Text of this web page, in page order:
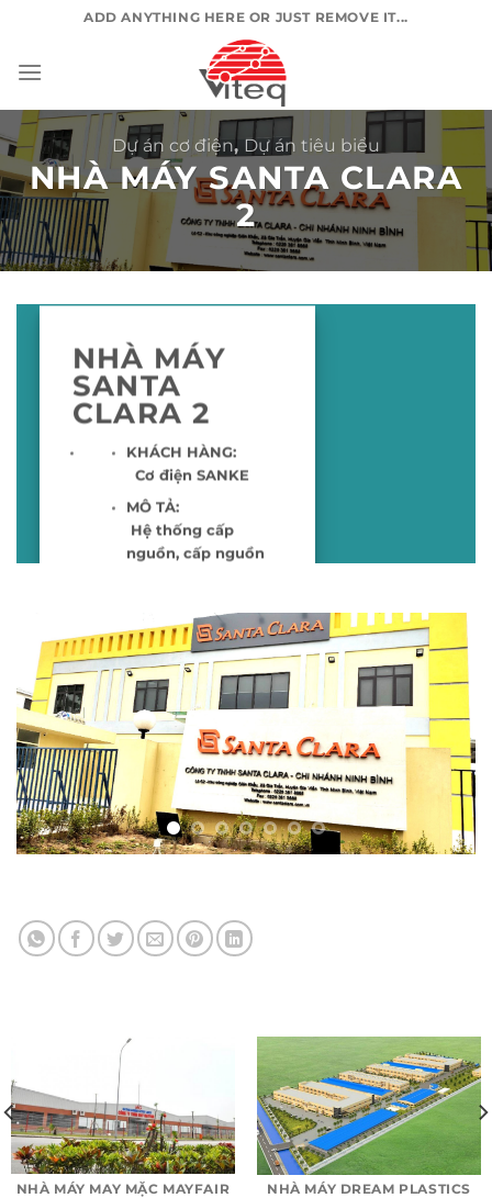
nội
ADD ANYTHING HERE OR JUST REMOVE IT...
Dự án cơ điện, Dự án tiêu biểu
NHÀ MÁY SANTA CLARA
2
NHÀ MÁY
SANTA
CLARA 2
KHÁCH HÀNG:
Cơ điện SANKE
MÔ TẢ:
Hệ thống cấp
nguồn, cấp nguồn
GIÁ TRỊ:
18tỉ VND
VỊ TRÍ:
KCN GIÁN KHẨU,
Gia Viễn , Ninh Bình
THỜI GIAN:
2023
NHÀ MÁY MAY MẶC MAYFAIR NHÀ MÁY DREAM PLASTICS